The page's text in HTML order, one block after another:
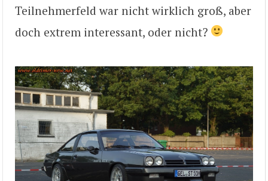
Teilnehmerfeld war nicht wirklich groß, aber
doch extrem interessant, oder nicht?